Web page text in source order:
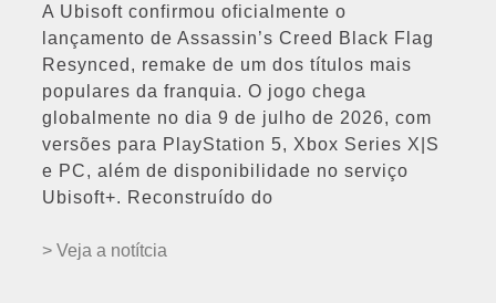
A Ubisoft confirmou oficialmente o
lançamento de Assassin’s Creed Black Flag
Resynced, remake de um dos títulos mais
populares da franquia. O jogo chega
globalmente no dia 9 de julho de 2026, com
versões para PlayStation 5, Xbox Series X|S
e PC, além de disponibilidade no serviço
Ubisoft+. Reconstruído do
> Veja a notítcia